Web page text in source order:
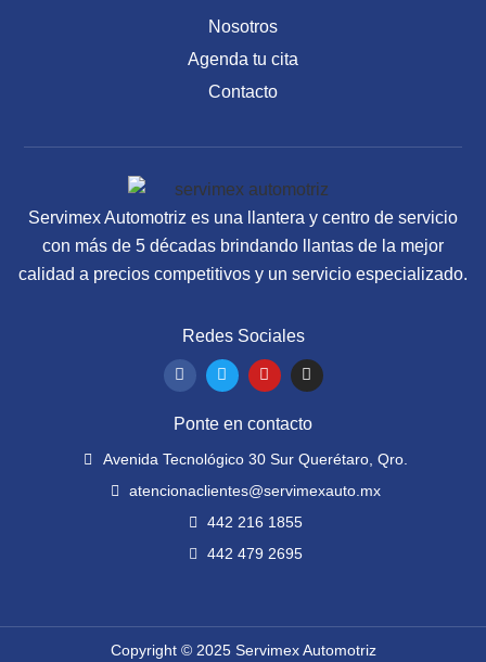
Nosotros
Agenda tu cita
Contacto
Servimex Automotriz es una llantera y centro de servicio
con más de 5 décadas brindando llantas de la mejor
calidad a precios competitivos y un servicio especializado.
Redes Sociales
F
a
e
b
o
T
w
t
r
Y
o
u
e
I
n
a
r
m
Ponte en contacto
Avenida Tecnológico 30 Sur Querétaro, Qro.
atencionaclientes@servimexauto.mx
442 216 1855
442 479 2695
Copyright © 2025 Servimex Automotriz